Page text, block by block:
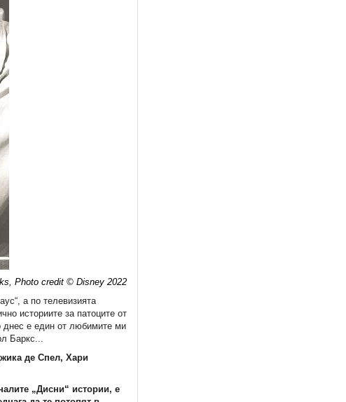
Photo credit © Disney 2022
а по телевизията
историите за патоците от
днес е един от любимите ми
Баркс...
де Спел, Хари
„Дисни“ истории, е